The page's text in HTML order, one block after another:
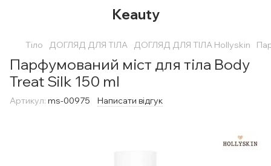
Keauty
Тіло ДОГЛЯД ДЛЯ ТІЛА ДОГЛЯД ДЛЯ ТІЛА Hollyskin
Парфумований міст для тіла Body
Treat Silk 150 ml
Артикул: ms-00975 Написати відгук